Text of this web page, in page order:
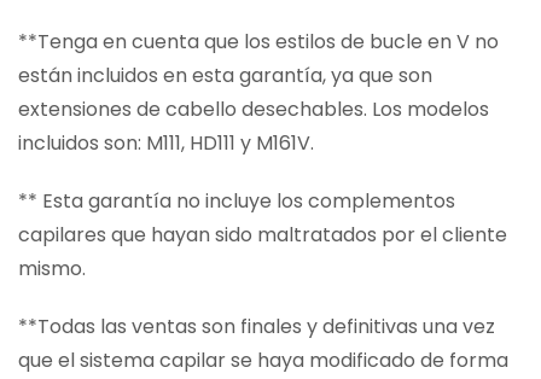
**Tenga en cuenta que los estilos de bucle en V no
están incluidos en esta garantía, ya que son
extensiones de cabello desechables. Los modelos
incluidos son: M111, HD111 y M161V.
** Esta garantía no incluye los complementos
capilares que hayan sido maltratados por el cliente
mismo.
**Todas las ventas son finales y definitivas una vez
que el sistema capilar se haya modificado de forma